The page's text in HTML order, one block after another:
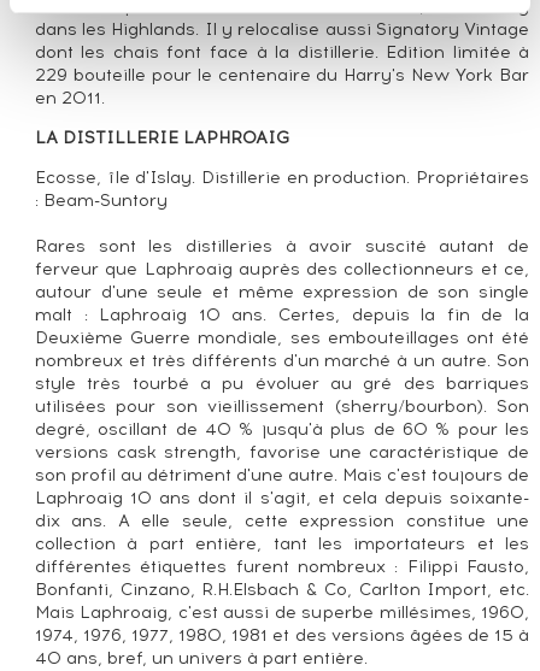
il fait l'acquisition de la distillerie Edradour, à Pitlochry
dans les Highlands. Il y relocalise aussi Signatory Vintage
dont les chais font face à la distillerie. Edition limitée à
229 bouteille pour le centenaire du Harry's New York Bar
en 2011.
LA DISTILLERIE LAPHROAIG
Ecosse, île d'Islay. Distillerie en production. Propriétaires
: Beam-Suntory
Rares sont les distilleries à avoir suscité autant de
ferveur que Laphroaig auprès des collectionneurs et ce,
autour d'une seule et même expression de son single
malt : Laphroaig 10 ans. Certes, depuis la fin de la
Deuxième Guerre mondiale, ses embouteillages ont été
nombreux et très différents d'un marché à un autre. Son
style très tourbé a pu évoluer au gré des barriques
utilisées pour son vieillissement (sherry/bourbon). Son
degré, oscillant de 40 % jusqu'à plus de 60 % pour les
versions cask strength, favorise une caractéristique de
son profil au détriment d'une autre. Mais c'est toujours de
Laphroaig 10 ans dont il s'agit, et cela depuis soixante-
dix ans. A elle seule, cette expression constitue une
collection à part entière, tant les importateurs et les
différentes étiquettes furent nombreux : Filippi Fausto,
Bonfanti, Cinzano, R.H.Elsbach & Co, Carlton Import, etc.
Mais Laphroaig, c'est aussi de superbe millésimes, 1960,
1974, 1976, 1977, 1980, 1981 et des versions âgées de 15 à
40 ans, bref, un univers à part entière.